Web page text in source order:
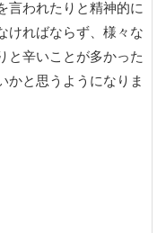
言われたりと精神的に
ければならず、様々な
と辛いことが多かった
かと思うようになりま